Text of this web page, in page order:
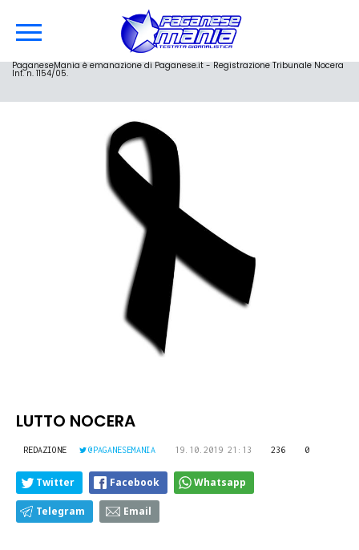
PaganeseMania è emanazione di Paganese.it - Registrazione Tribunale Nocera
Inf. n. 1154/05.
LUTTO NOCERA
REDAZIONE @PAGANESEMANIA 19.10.2019 21:13 236 0
Twitter Facebook Whatsapp
Telegram Email